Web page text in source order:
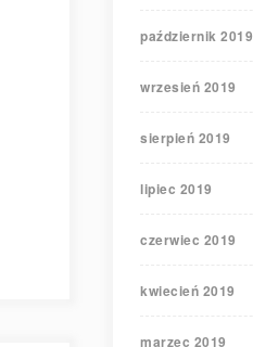
październik 2019
wrzesień 2019
sierpień 2019
lipiec 2019
czerwiec 2019
kwiecień 2019
marzec 2019